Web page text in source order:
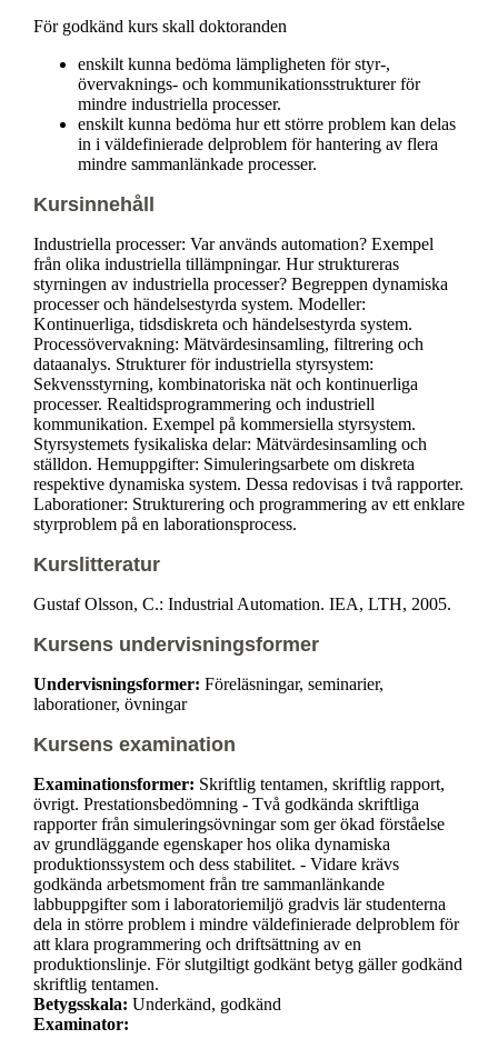
För godkänd kurs skall doktoranden
enskilt kunna bedöma lämpligheten för styr-,
övervaknings- och kommunikationsstrukturer för
mindre industriella processer.
enskilt kunna bedöma hur ett större problem kan delas
in i väldefinierade delproblem för hantering av flera
mindre sammanlänkade processer.
Kursinnehåll
Industriella processer: Var används automation? Exempel
från olika industriella tillämpningar. Hur struktureras
styrningen av industriella processer? Begreppen dynamiska
processer och händelsestyrda system. Modeller:
Kontinuerliga, tidsdiskreta och händelsestyrda system.
Processövervakning: Mätvärdesinsamling, filtrering och
dataanalys. Strukturer för industriella styrsystem:
Sekvensstyrning, kombinatoriska nät och kontinuerliga
processer. Realtidsprogrammering och industriell
kommunikation. Exempel på kommersiella styrsystem.
Styrsystemets fysikaliska delar: Mätvärdesinsamling och
ställdon. Hemuppgifter: Simuleringsarbete om diskreta
respektive dynamiska system. Dessa redovisas i två rapporter.
Laborationer: Strukturering och programmering av ett enklare
styrproblem på en laborationsprocess.
Kurslitteratur
Gustaf Olsson, C.: Industrial Automation. IEA, LTH, 2005.
Kursens undervisningsformer
Undervisningsformer: Föreläsningar, seminarier,
laborationer, övningar
Kursens examination
Examinationsformer: Skriftlig tentamen, skriftlig rapport,
övrigt. Prestationsbedömning - Två godkända skriftliga
rapporter från simuleringsövningar som ger ökad förståelse
av grundläggande egenskaper hos olika dynamiska
produktionssystem och dess stabilitet. - Vidare krävs
godkända arbetsmoment från tre sammanlänkande
labbuppgifter som i laboratoriemiljö gradvis lär studenterna
dela in större problem i mindre väldefinierade delproblem för
att klara programmering och driftsättning av en
produktionslinje. För slutgiltigt godkänt betyg gäller godkänd
skriftlig tentamen.
Betygsskala: Underkänd, godkänd
Examinator: